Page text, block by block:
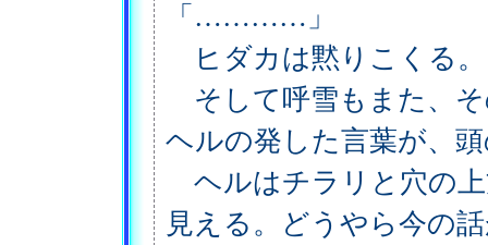
「…………」
ヒダカは黙りこくる。
そして呼雪もまた、
ヘルの発した言葉が、
ヘルはチラリと穴の
見える。どうやら今の